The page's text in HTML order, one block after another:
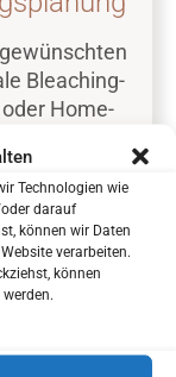
Technologien wie
darauf
können wir Daten
verarbeiten.
können
Bleaching-
Home-
zu
auf Ihre
eingehen.